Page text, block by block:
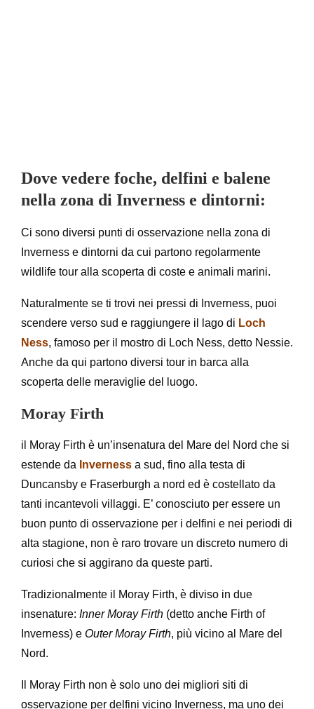
Dove vedere foche, delfini e balene
nella zona di Inverness e dintorni:
Ci sono diversi punti di osservazione nella zona di
Inverness e dintorni da cui partono regolarmente
wildlife tour alla scoperta di coste e animali marini.
Naturalmente se ti trovi nei pressi di Inverness, puoi
scendere verso sud e raggiungere il lago di Loch
Ness, famoso per il mostro di Loch Ness, detto Nessie.
Anche da qui partono diversi tour in barca alla
scoperta delle meraviglie del luogo.
Moray Firth
il Moray Firth è un’insenatura del Mare del Nord che si
estende da Inverness a sud, fino alla testa di
Duncansby e Fraserburgh a nord ed è costellato da
tanti incantevoli villaggi. E’ conosciuto per essere un
buon punto di osservazione per i delfini e nei periodi di
alta stagione, non è raro trovare un discreto numero di
curiosi che si aggirano da queste parti.
Tradizionalmente il Moray Firth, è diviso in due
insenature: Inner Moray Firth (detto anche Firth of
Inverness) e Outer Moray Firth, più vicino al Mare del
Nord.
Il Moray Firth non è solo uno dei migliori siti di
osservazione per delfini vicino Inverness, ma uno dei